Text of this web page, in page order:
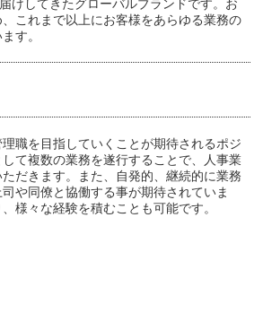
けしてきたグローバルブランドです。お
これまで以上にお客様をあらゆる業務の
す。
職を目指していくことが期待されるポジ
て複数の業務を遂行することで、人事業
だきます。また、自発的、継続的に業務
や同僚と協働する事が期待されていま
様々な経験を積むことも可能です。